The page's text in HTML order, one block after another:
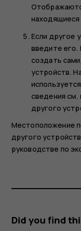
находящиеся
Если другое
введите
создать
устройств.
сведения см.
другого
Местоположение
другого
руководстве по
Did you find